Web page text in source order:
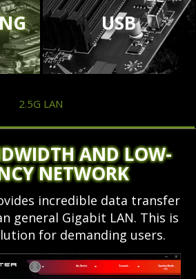
USB
2.5G LAN
AND LOW-
NETWORK
incredible data transfer
general Gigabit LAN. This is
for demanding users.